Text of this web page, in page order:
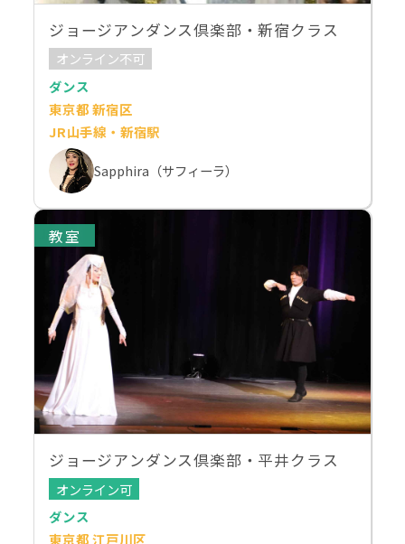
ジョージアンダンス倶楽部・新宿クラス
オンライン不可
ダンス
東京都 新宿区
JR山手線・新宿駅
Sapphira（サフィーラ）
教室
ジョージアンダンス倶楽部・平井クラス
オンライン可
ダンス
東京都 江戸川区